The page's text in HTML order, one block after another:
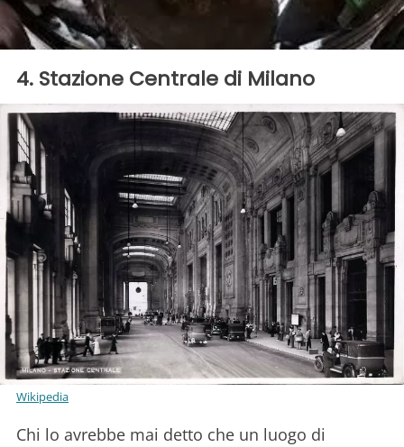
4. Stazione Centrale di Milano
Wikipedia
Chi lo avrebbe mai detto che un luogo di